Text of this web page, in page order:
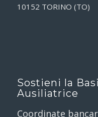
10152 TORINO (TO)
Sostieni la
Ausiliatrice
Coordinate